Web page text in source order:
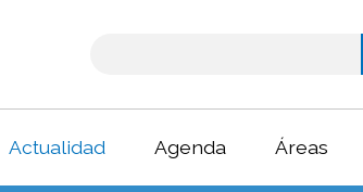
Actualidad Agenda Áreas